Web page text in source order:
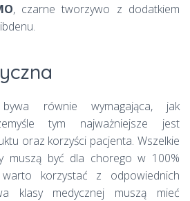
, czarne tworzywo z dodatkiem
równie wymagająca, jak
tym najważniejsze jest
oraz korzyści pacjenta. Wszelkie
muszą być dla chorego w 100%
korzystać z odpowiednich
klasy medycznej muszą mieć